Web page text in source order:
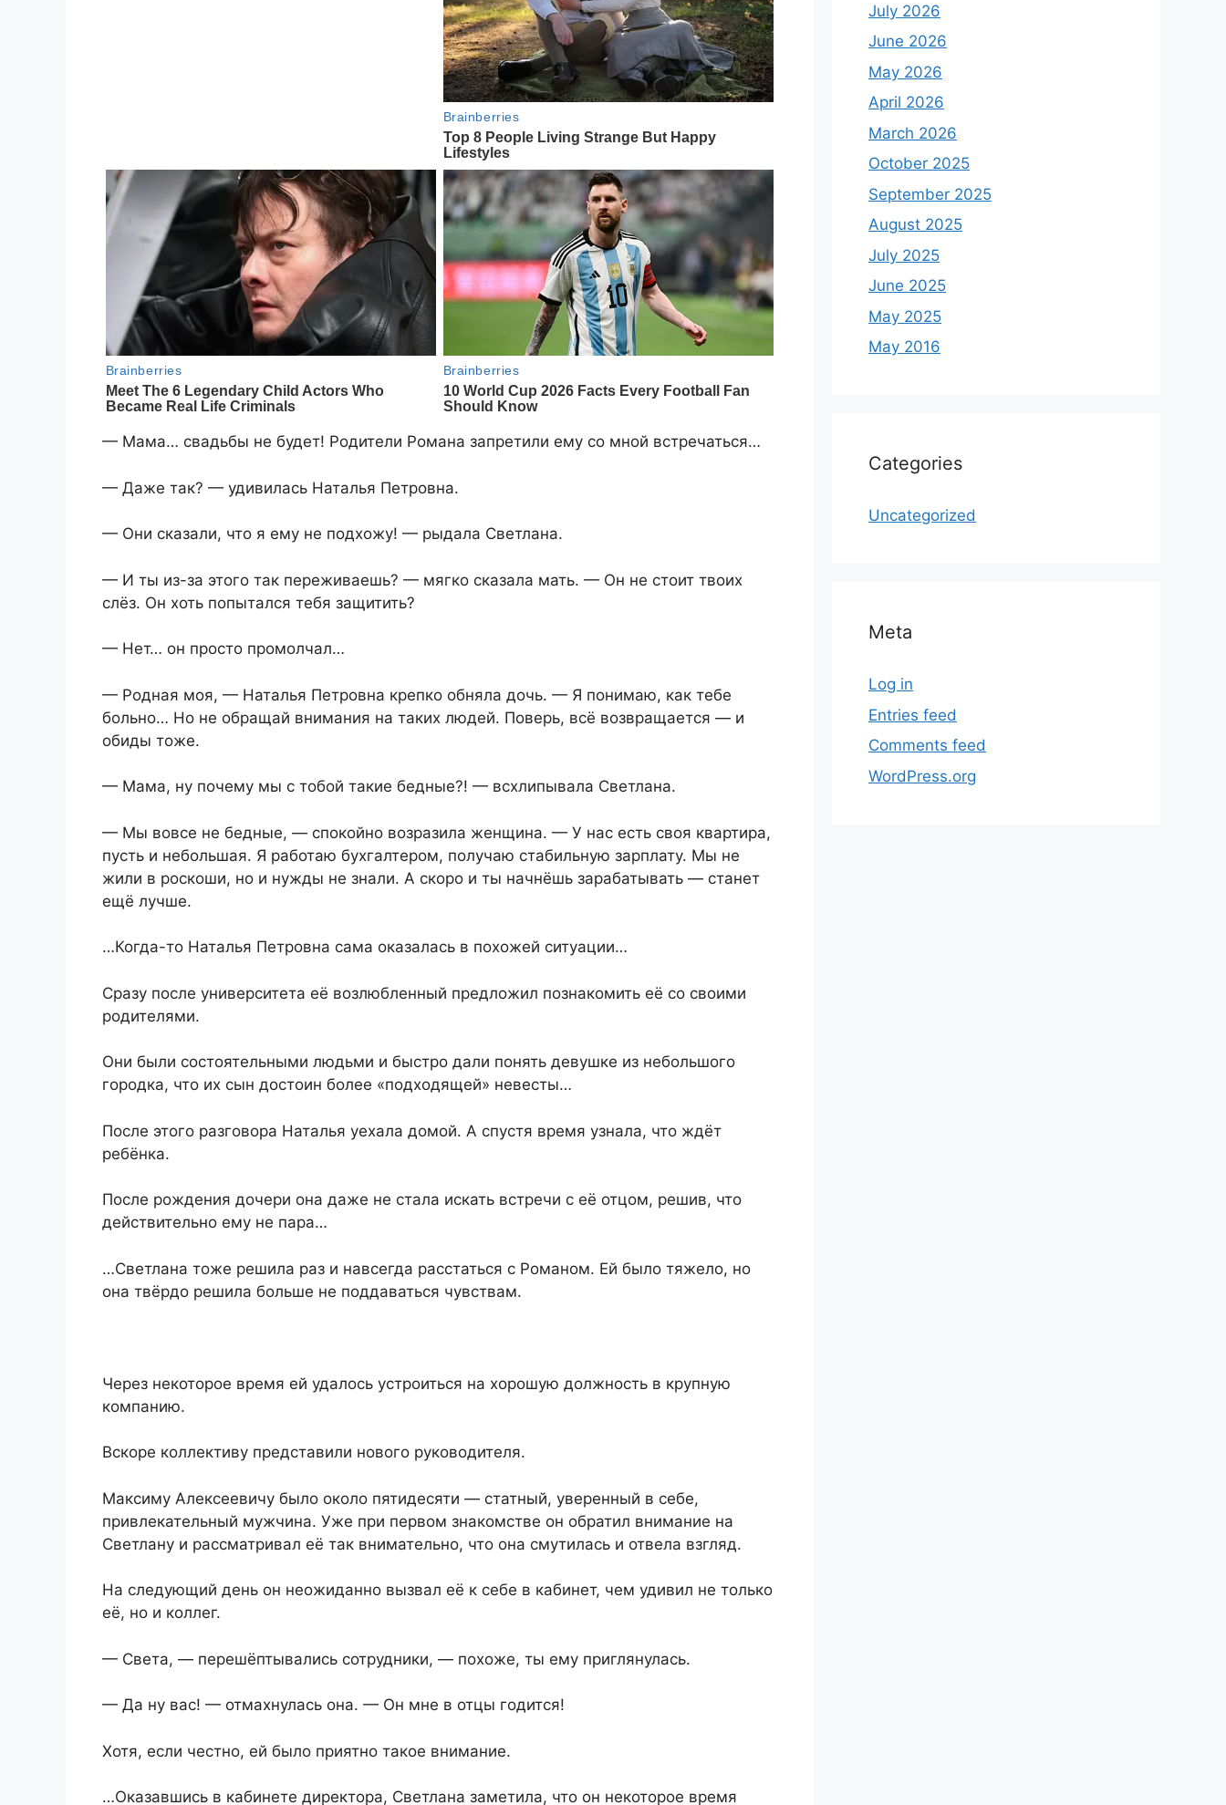
— Мама… свадьбы не будет! Родители Романа запретили ему со мной встречаться…
— Даже так? — удивилась Наталья Петровна.
— Они сказали, что я ему не подхожу! — рыдала Светлана.
— И ты из-за этого так переживаешь? — мягко сказала мать. — Он не стоит твоих
слёз. Он хоть попытался тебя защитить?
— Нет… он просто промолчал…
— Родная моя, — Наталья Петровна крепко обняла дочь. — Я понимаю, как тебе
больно… Но не обращай внимания на таких людей. Поверь, всё возвращается — и
обиды тоже.
— Мама, ну почему мы с тобой такие бедные?! — всхлипывала Светлана.
— Мы вовсе не бедные, — спокойно возразила женщина. — У нас есть своя квартира,
пусть и небольшая. Я работаю бухгалтером, получаю стабильную зарплату. Мы не
жили в роскоши, но и нужды не знали. А скоро и ты начнёшь зарабатывать — станет
ещё лучше.
…Когда-то Наталья Петровна сама оказалась в похожей ситуации…
Сразу после университета её возлюбленный предложил познакомить её со своими
родителями.
Они были состоятельными людьми и быстро дали понять девушке из небольшого
городка, что их сын достоин более «подходящей» невесты…
После этого разговора Наталья уехала домой. А спустя время узнала, что ждёт
ребёнка.
После рождения дочери она даже не стала искать встречи с её отцом, решив, что
действительно ему не пара…
…Светлана тоже решила раз и навсегда расстаться с Романом. Ей было тяжело, но
она твёрдо решила больше не поддаваться чувствам.
Через некоторое время ей удалось устроиться на хорошую должность в крупную
компанию.
Вскоре коллективу представили нового руководителя.
Максиму Алексеевичу было около пятидесяти — статный, уверенный в себе,
привлекательный мужчина. Уже при первом знакомстве он обратил внимание на
Светлану и рассматривал её так внимательно, что она смутилась и отвела взгляд.
На следующий день он неожиданно вызвал её к себе в кабинет, чем удивил не только
её, но и коллег.
— Света, — перешёптывались сотрудники, — похоже, ты ему приглянулась.
— Да ну вас! — отмахнулась она. — Он мне в отцы годится!
Хотя, если честно, ей было приятно такое внимание.
…Оказавшись в кабинете директора, Светлана заметила, что он некоторое время
July 2026
June 2026
May 2026
April 2026
March 2026
October 2025
September 2025
August 2025
July 2025
June 2025
May 2025
May 2016
Categories
Uncategorized
Meta
Log in
Entries feed
Comments feed
WordPress.org